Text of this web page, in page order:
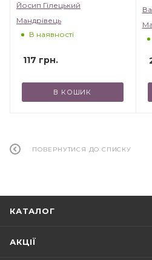
Йосип Гілецький
Мандрівець
В наявності
117 грн.
В КОШИК
ПОВЕРНУТИСЯ ДО СПИСКУ
КАТАЛОГ
АКЦІЇ